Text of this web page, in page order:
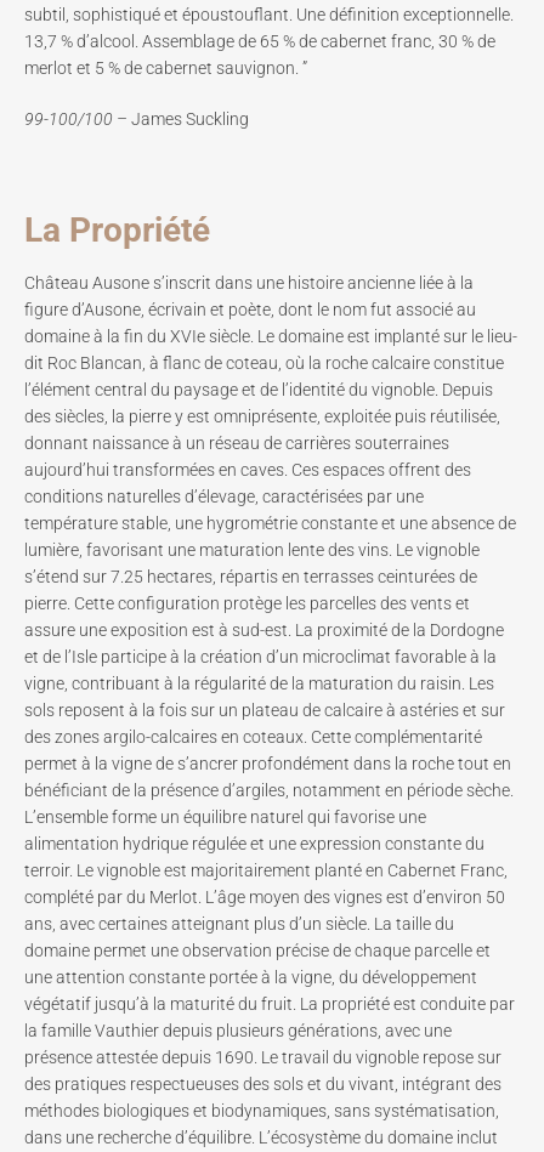
subtil, sophistiqué et époustouflant. Une définition exceptionnelle.
13,7 % d’alcool. Assemblage de 65 % de cabernet franc, 30 % de
merlot et 5 % de cabernet sauvignon. ”
99-100/100 – James Suckling
La Propriété
Château Ausone s’inscrit dans une histoire ancienne liée à la
figure d’Ausone, écrivain et poète, dont le nom fut associé au
domaine à la fin du XVIe siècle. Le domaine est implanté sur le lieu-
dit Roc Blancan, à flanc de coteau, où la roche calcaire constitue
l’élément central du paysage et de l’identité du vignoble. Depuis
des siècles, la pierre y est omniprésente, exploitée puis réutilisée,
donnant naissance à un réseau de carrières souterraines
aujourd’hui transformées en caves. Ces espaces offrent des
conditions naturelles d’élevage, caractérisées par une
température stable, une hygrométrie constante et une absence de
lumière, favorisant une maturation lente des vins. Le vignoble
s’étend sur 7.25 hectares, répartis en terrasses ceinturées de
pierre. Cette configuration protège les parcelles des vents et
assure une exposition est à sud-est. La proximité de la Dordogne
et de l’Isle participe à la création d’un microclimat favorable à la
vigne, contribuant à la régularité de la maturation du raisin. Les
sols reposent à la fois sur un plateau de calcaire à astéries et sur
des zones argilo-calcaires en coteaux. Cette complémentarité
permet à la vigne de s’ancrer profondément dans la roche tout en
bénéficiant de la présence d’argiles, notamment en période sèche.
L’ensemble forme un équilibre naturel qui favorise une
alimentation hydrique régulée et une expression constante du
terroir. Le vignoble est majoritairement planté en Cabernet Franc,
complété par du Merlot. L’âge moyen des vignes est d’environ 50
ans, avec certaines atteignant plus d’un siècle. La taille du
domaine permet une observation précise de chaque parcelle et
une attention constante portée à la vigne, du développement
végétatif jusqu’à la maturité du fruit. La propriété est conduite par
la famille Vauthier depuis plusieurs générations, avec une
présence attestée depuis 1690. Le travail du vignoble repose sur
des pratiques respectueuses des sols et du vivant, intégrant des
méthodes biologiques et biodynamiques, sans systématisation,
dans une recherche d’équilibre. L’écosystème du domaine inclut